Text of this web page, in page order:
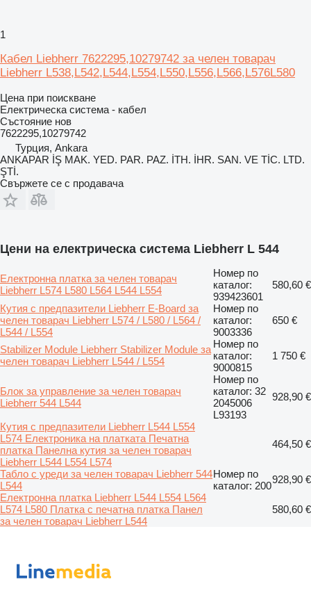
1
Кабел Liebherr 7622295,10279742 за челен товарач
Liebherr L538,L542,L544,L554,L550,L556,L566,L576L580
Цена при поискване
Електрическа система - кабел
Състояние нов
7622295,10279742
Турция, Ankara
ANKAPAR İŞ MAK. YED. PAR. PAZ. İTH. İHR. SAN. VE TİC. LTD.
ŞTİ.
Свържете се с продавача
Цени на електрическа система Liebherr L 544
Електронна платка за челен товарач
Liebherr L574 L580 L564 L544 L554
Номер по
каталог:
939423601
580,60 €
Кутия с предпазители Liebherr E-Board за
челен товарач Liebherr L574 / L580 / L564 /
L544 / L554
Номер по
каталог:
9003336
650 €
Stabilizer Module Liebherr Stabilizer Module за
челен товарач Liebherr L544 / L554
Номер по
каталог:
9000815
1 750 €
Блок за управление за челен товарач
Liebherr 544 L544
Номер по
каталог: 32
2045006
L93193
928,90 €
Кутия с предпазители Liebherr L544 L554
L574 Електроника на платката Печатна
платка Панелна кутия за челен товарач
Liebherr L544 L554 L574
464,50 €
Табло с уреди за челен товарач Liebherr 544
L544
Номер по
каталог: 200
928,90 €
Електронна платка Liebherr L544 L554 L564
L574 L580 Платка с печатна платка Панел
за челен товарач Liebherr L544
580,60 €